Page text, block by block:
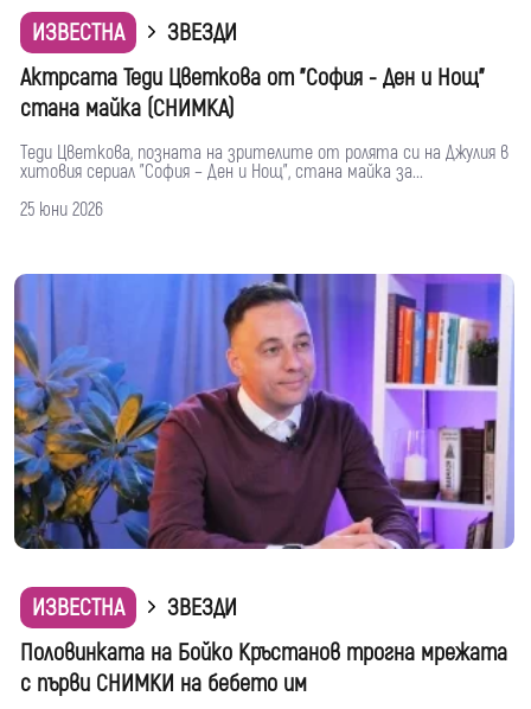
ИЗВЕСТНА
ЗВЕЗДИ
Актрсата Теди Цветкова от "София - Ден и Нощ"
стана майка (СНИМКА)
Теди Цветкова, позната на зрителите от ролята си на Джулия в
хитовия сериал "София – Ден и Нощ", стана майка за...
25 юни 2026
ИЗВЕСТНА
ЗВЕЗДИ
Половинката на Бойко Кръстанов трогна мрежата
с първи СНИМКИ на бебето им